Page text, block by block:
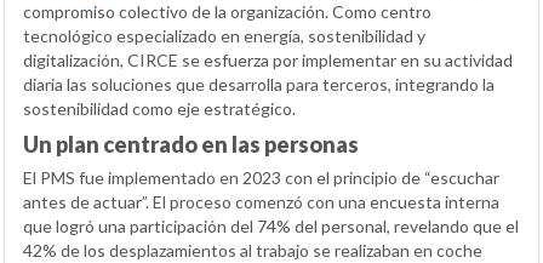
compromiso colectivo de la organización. Como centro
tecnológico especializado en energía, sostenibilidad y
digitalización, CIRCE se esfuerza por implementar en su actividad
diaria las soluciones que desarrolla para terceros, integrando la
sostenibilidad como eje estratégico.
Un plan centrado en las personas
El PMS fue implementado en 2023 con el principio de “escuchar
antes de actuar”. El proceso comenzó con una encuesta interna
que logró una participación del 74% del personal, revelando que el
42% de los desplazamientos al trabajo se realizaban en coche